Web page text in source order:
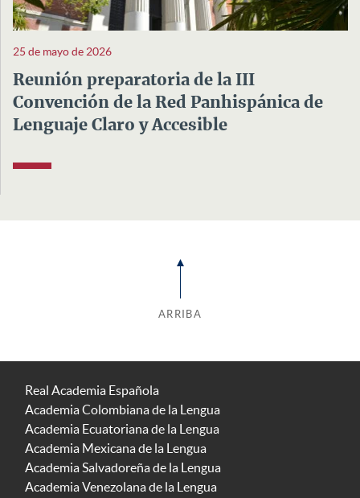
25 de mayo de 2026
Reunión preparatoria de la III
Convención de la Red Panhispánica de
Lenguaje Claro y Accesible
ARRIBA
Real Academia Española
Academia Colombiana de la Lengua
Academia Ecuatoriana de la Lengua
Academia Mexicana de la Lengua
Academia Salvadoreña de la Lengua
Academia Venezolana de la Lengua